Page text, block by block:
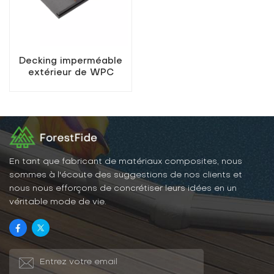
Decking imperméable
extérieur de WPC
En tant que fabricant de matériaux composites, nous
sommes à l'écoute des suggestions de nos clients et
nous nous efforçons de concrétiser leurs idées en un
véritable mode de vie.